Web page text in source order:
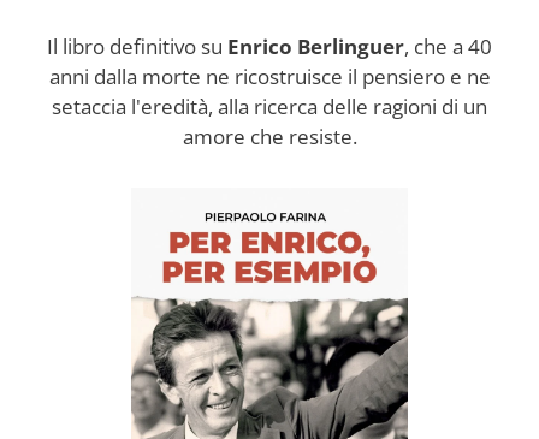
Il libro definitivo su Enrico Berlinguer, che a 40
anni dalla morte ne ricostruisce il pensiero e ne
setaccia l'eredità, alla ricerca delle ragioni di un
amore che resiste.